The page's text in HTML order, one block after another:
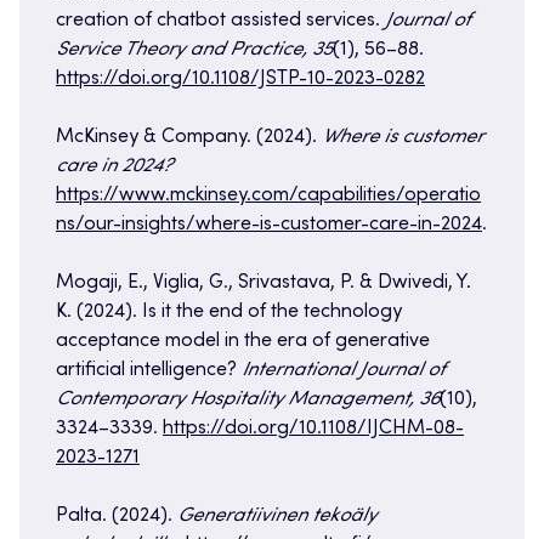
creation of chatbot assisted services. Journal of
Service Theory and Practice, 35(1), 56–88.
https://doi.org/10.1108/JSTP-10-2023-0282
McKinsey & Company. (2024). Where is customer
care in 2024?
https://www.mckinsey.com/capabilities/operatio
ns/our-insights/where-is-customer-care-in-2024.
Mogaji, E., Viglia, G., Srivastava, P. & Dwivedi, Y.
K. (2024). Is it the end of the technology
acceptance model in the era of generative
artificial intelligence? International Journal of
Contemporary Hospitality Management, 36(10),
3324–3339. https://doi.org/10.1108/IJCHM-08-
2023-1271
Palta. (2024). Generatiivinen tekoäly